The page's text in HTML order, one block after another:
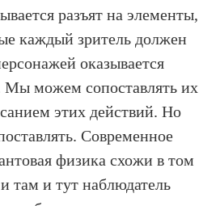
разъят на элементы,
каждый зритель должен
оказывается
Мы можем сопоставлять их
этих действий. Но
Современное
физика схожи в том
там и тут наблюдатель